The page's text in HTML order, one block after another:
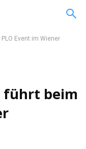
Event im Wiener
führt beim